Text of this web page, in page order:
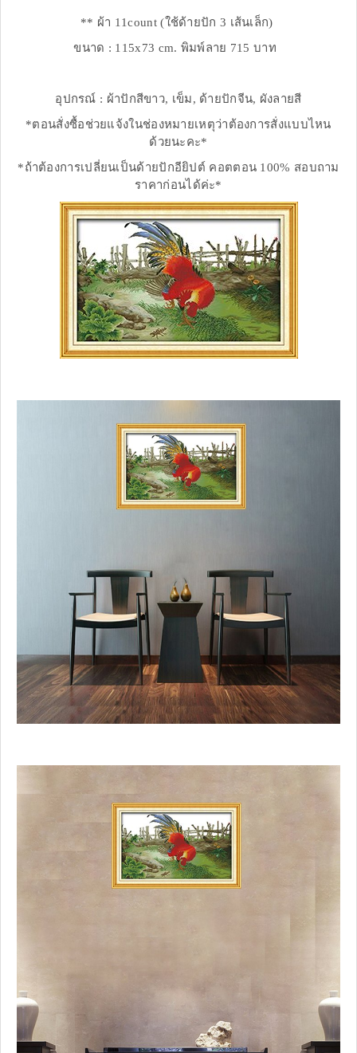
** ผ้า 11count (ใช้ด้ายปัก 3 เส้นเล็ก)
ขนาด : 115x73 cm. พิมพ์ลาย 715 บาท
อุปกรณ์ : ผ้าปักสีขาว, เข็ม, ด้ายปักจีน, ผังลายสี
*ตอนสั่งซื้อช่วยแจ้งในช่องหมายเหตุว่าต้องการสั่งแบบไหน
ด้วยนะคะ*
*ถ้าต้องการเปลี่ยนเป็นด้ายปักอียิปต์ คอตตอน 100% สอบถาม
ราคาก่อนได้ค่ะ*